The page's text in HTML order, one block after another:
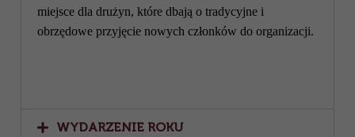
miejsce dla drużyn, które dbają o tradycyjne i
obrzędowe przyjęcie nowych członków do organizacji.
WYDARZENIE ROKU